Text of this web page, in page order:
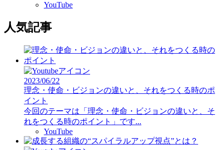
YouTube
人気記事
2023/06/22
理念・使命・ビジョンの違いと、それをつくる時のポ
イント
今回のテーマは「理念・使命・ビジョンの違いと、そ
れをつくる時のポイント」です...
YouTube